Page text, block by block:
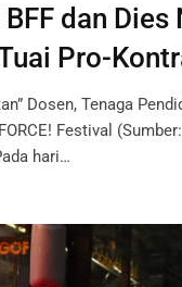
dan Dies
Pro-
Dosen, Tenaga
Festival
hari…